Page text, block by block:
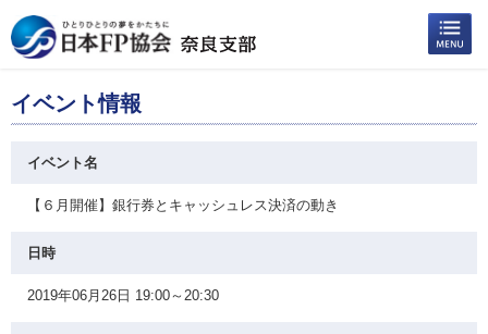
イベント情報
イベント名
【６月開催】銀行券とキャッシュレス決済の動き
日時
2019年06月26日 19:00～20:30